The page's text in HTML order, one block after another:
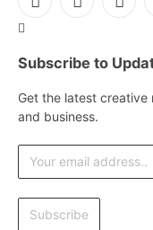
Facebook
X
Subscribe to
Get the latest creative
and business.